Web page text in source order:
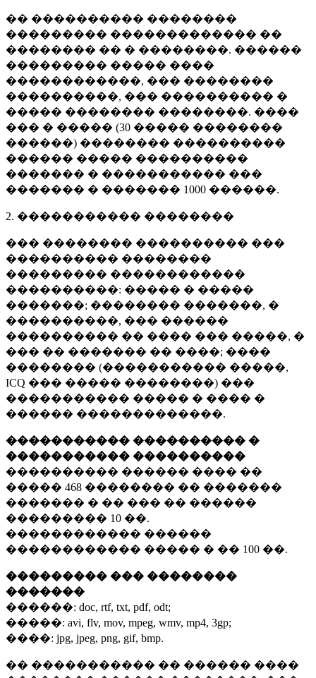
�� ���������� ��������
��������� ������������� ��
�������� �� � ��������. ������
��������� ����� ����
������������, ��� ��������
����������, ��� ���������� �
����� �������� ��������. ����
��� � ����� (30 ����� ��������
������) �������� ����������
������ ����� ����������
������� � ����������� ���
������� � ������� 1000 ������.
2. ����������� ��������
��� �������� ���������� ���
���������� ��������
��������� ������������
����������: ����� � �����
�������; �������� �������, �
����������, ��� ������
���������� �� ���� ��� �����, �
��� �� ������� �� ����; ����
�������� (����������� �����,
ICQ ��� ����� ��������) ���
����������� ����� � ���� �
������ �������������.
����������� ���������� �
����������� ����������
���������� ������ ���� ��
����� 468 �������� �� �������
������� � �� ��� �� ������
��������� 10 ��.
������������ ������
������������ ����� � �� 100 ��.
��������� ��� ��������
�������
������: doc, rtf, txt, pdf, odt;
�����: avi, flv, mov, mpeg, wmv, mp4, 3gp;
����: jpg, jpeg, png, gif, bmp.
�� ����������� �� ������ ����